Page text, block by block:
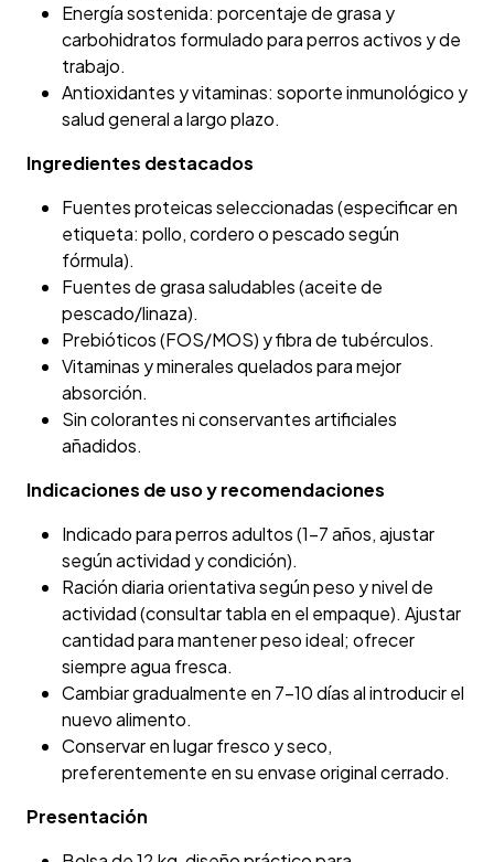
Energía sostenida: porcentaje de grasa y
carbohidratos formulado para perros activos y de
trabajo.
Antioxidantes y vitaminas: soporte inmunológico y
salud general a largo plazo.
Ingredientes destacados
Fuentes proteicas seleccionadas (especificar en
etiqueta: pollo, cordero o pescado según
fórmula).
Fuentes de grasa saludables (aceite de
pescado/linaza).
Prebióticos (FOS/MOS) y fibra de tubérculos.
Vitaminas y minerales quelados para mejor
absorción.
Sin colorantes ni conservantes artificiales
añadidos.
Indicaciones de uso y recomendaciones
Indicado para perros adultos (1–7 años, ajustar
según actividad y condición).
Ración diaria orientativa según peso y nivel de
actividad (consultar tabla en el empaque). Ajustar
cantidad para mantener peso ideal; ofrecer
siempre agua fresca.
Cambiar gradualmente en 7–10 días al introducir el
nuevo alimento.
Conservar en lugar fresco y seco,
preferentemente en su envase original cerrado.
Presentación